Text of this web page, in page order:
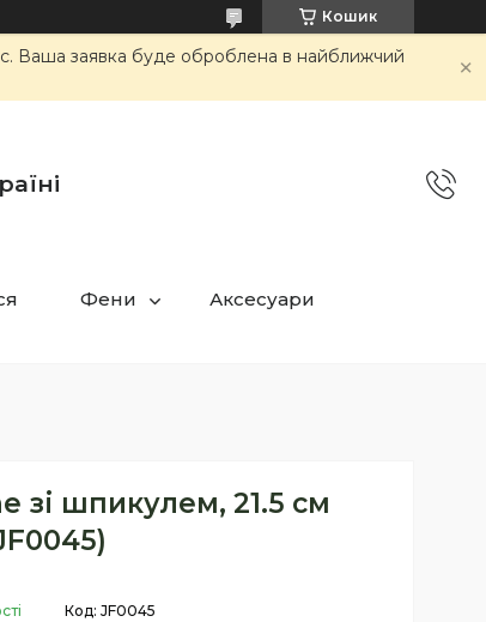
Кошик
Ваша заявка буде оброблена в найближчий
Фени Аксесуари
зі шпикулем, 21.5 см
Код: JF0045